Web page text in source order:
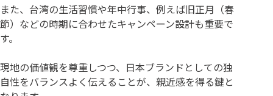
また、台湾の生活習慣や年中行事、例えば旧正月（春
節）などの時期に合わせたキャンペーン設計も重要で
す。
現地の価値観を尊重しつつ、日本ブランドとしての独
自性をバランスよく伝えることが、親近感を得る鍵と